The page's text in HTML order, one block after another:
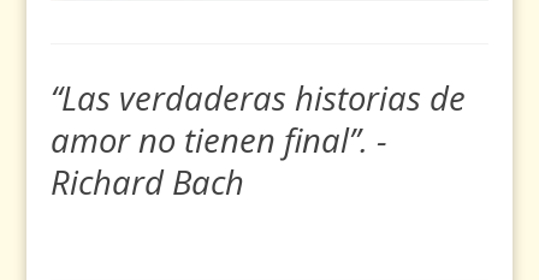
“Las verdaderas historias de
amor no tienen final”. -
Richard Bach